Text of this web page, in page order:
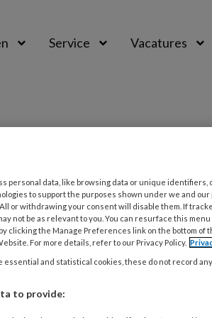
Service Vacatures
met pensioen en
personal data, like browsing data or unique identifiers,
to support the purposes shown under we and
or withdrawing your consent will disable them. If
not be as relevant to you. You can resurface this
clicking the Manage Preferences link on the bottom of
For more details, refer to our Privacy Policy.
and statistical cookies, these do not record
to provide: